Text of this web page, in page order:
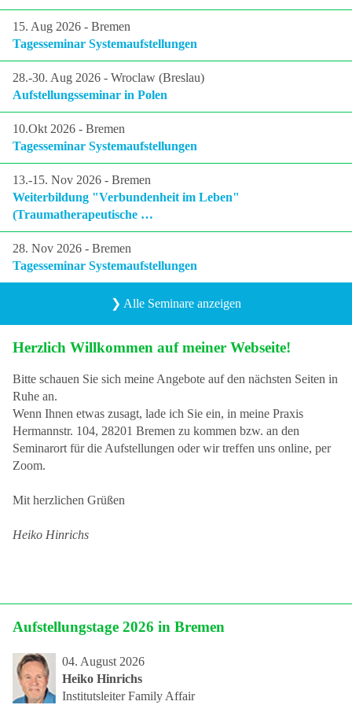
Beratung
Traumatherapie
Weiterbildung
Termine
Blog/Aktuelles
Newsletter
Kontakt
Institut
Links
15. Aug 2026 - Bremen
Tagesseminar Systemaufstellungen
28.-30. Aug 2026 - Wroclaw (Breslau)
Aufstellungsseminar in Polen
10.Okt 2026 - Bremen
Tagesseminar Systemaufstellungen
13.-15. Nov 2026 - Bremen
Weiterbildung "Verbundenheit im Leben"
(Traumatherapeutische …
28. Nov 2026 - Bremen
Tagesseminar Systemaufstellungen
❯ Alle Seminare anzeigen
Herzlich Willkommen auf meiner Webseite!
Bitte schauen Sie sich meine Angebote auf den nächsten Seiten in
Ruhe an.
Wenn Ihnen etwas zusagt, lade ich Sie ein, in meine Praxis
Hermannstr. 104, 28201 Bremen zu kommen bzw. an den
Seminarort für die Aufstellungen oder wir treffen uns online, per
Zoom.
Mit herzlichen Grüßen
Heiko Hinrichs
Aufstellungstage 2026 in Bremen
04. August 2026
Heiko Hinrichs
Institutsleiter Family Affair